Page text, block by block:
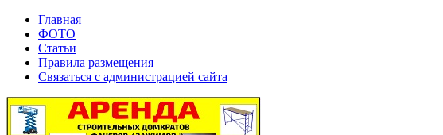
Главная
ФОТО
Статьи
Правила размещения
Связаться с администрацией сайта